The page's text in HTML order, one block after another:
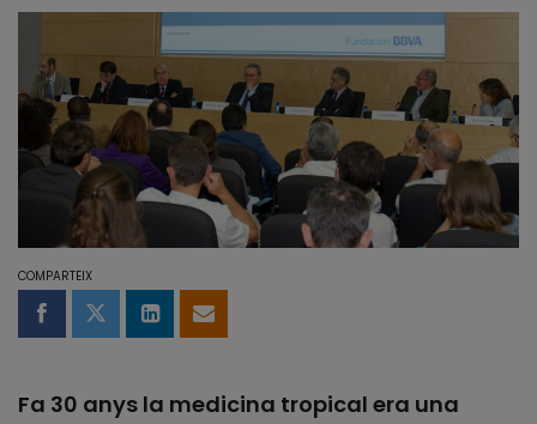
COMPARTEIX
Compartir a Facebook
Compartir a Twitter
Comparteix a LinkedIn
Comparteix per email
Fa 30 anys la medicina tropical era una